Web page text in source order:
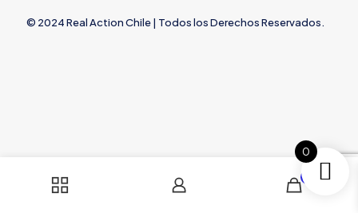
© 2024 Real Action Chile | Todos los Derechos Reservados.
0